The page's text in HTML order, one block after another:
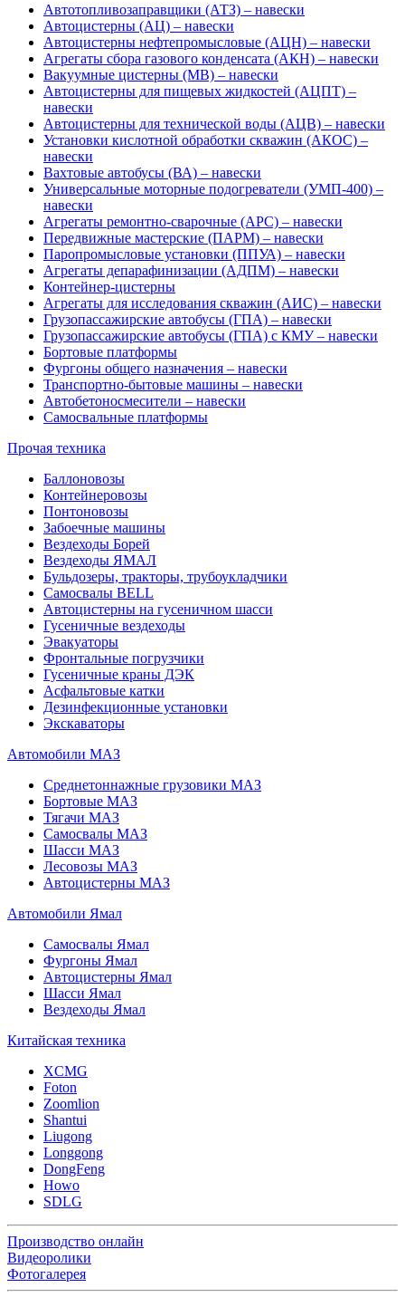
Автотопливозаправщики (АТЗ) – навески
Автоцистерны (АЦ) – навески
Автоцистерны нефтепромысловые (АЦН) – навески
Агрегаты сбора газового конденсата (АКН) – навески
Вакуумные цистерны (МВ) – навески
Автоцистерны для пищевых жидкостей (АЦПТ) –
навески
Автоцистерны для технической воды (АЦВ) – навески
Установки кислотной обработки скважин (АКОС) –
навески
Вахтовые автобусы (ВА) – навески
Универсальные моторные подогреватели (УМП-400) –
навески
Агрегаты ремонтно-сварочные (АРС) – навески
Передвижные мастерские (ПАРМ) – навески
Паропромысловые установки (ППУА) – навески
Агрегаты депарафинизации (АДПМ) – навески
Контейнер-цистерны
Агрегаты для исследования скважин (АИС) – навески
Грузопассажирские автобусы (ГПА) – навески
Грузопассажирские автобусы (ГПА) с КМУ – навески
Бортовые платформы
Фургоны общего назначения – навески
Транспортно-бытовые машины – навески
Автобетоносмесители – навески
Самосвальные платформы
Прочая техника
Баллоновозы
Контейнеровозы
Понтоновозы
Забоечные машины
Вездеходы Борей
Вездеходы ЯМАЛ
Бульдозеры, тракторы, трубоукладчики
Самосвалы BELL
Автоцистерны на гусеничном шасси
Гусеничные вездеходы
Эвакуаторы
Фронтальные погрузчики
Гусеничные краны ДЭК
Асфальтовые катки
Дезинфекционные установки
Экскаваторы
Автомобили МАЗ
Среднетоннажные грузовики МАЗ
Бортовые МАЗ
Тягачи МАЗ
Самосвалы МАЗ
Шасси МАЗ
Лесовозы МАЗ
Автоцистерны МАЗ
Автомобили Ямал
Самосвалы Ямал
Фургоны Ямал
Автоцистерны Ямал
Шасси Ямал
Вездеходы Ямал
Китайская техника
XCMG
Foton
Zoomlion
Shantui
Liugong
Longgong
DongFeng
Howo
SDLG
Производство онлайн
Видеоролики
Фотогалерея